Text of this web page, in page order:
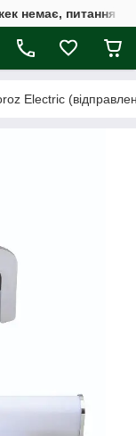
немає, питання у
Electric